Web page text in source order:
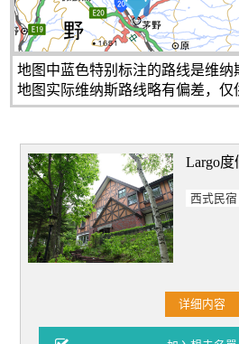
地图中蓝色特别标注的路线是维纳
地图实际维纳斯路线略有偏差，仅
Largo度
西式民宿
详细内容